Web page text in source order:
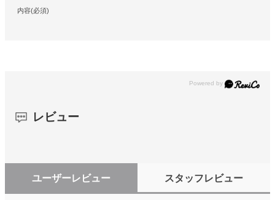
内容(必須)
レビュー
ユーザーレビュー スタッフレビュー